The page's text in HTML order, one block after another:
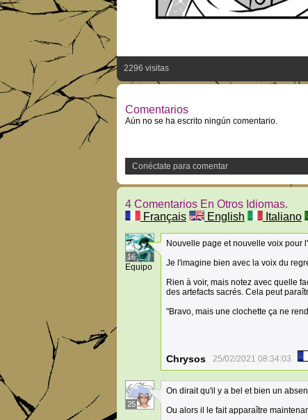
2296 visitas
Comentarios
Aún no se ha escrito ningún comentario.
Conéctate para comentar
4 Comentarios En Otros Idiomas.
Français
English Italiano
16
Equipo
Nouvelle page et nouvelle voix pour
Je l'imagine bien avec la voix du
Rien à voir, mais notez avec quelle
des artefacts sacrés. Cela peut
"Bravo, mais une clochette ça ne
Chrysos 25/02/2021 08:34:03
25
On dirait qu'il y a bel et bien un
Ou alors il le fait apparaître